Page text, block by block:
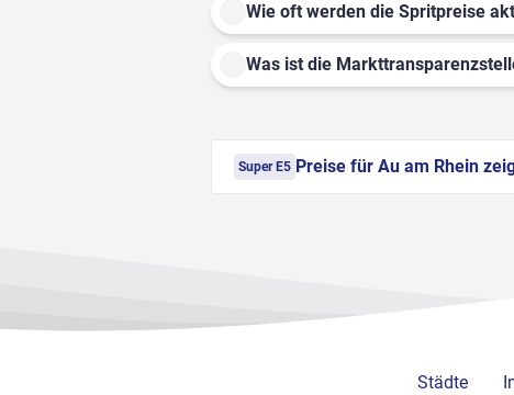
Wie oft werden die Spritpreise
Was ist die
Super E5 Preise für Au am Rhein
Städte